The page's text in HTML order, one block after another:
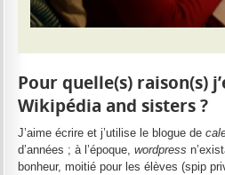
Pour quelle(s) raison(s)
Wikipédia and sisters ?
J’aime écrire et j’utilise le blogue de
d’années ; à l’époque,wordpress
bonheur, moitié pour les élèves (spip